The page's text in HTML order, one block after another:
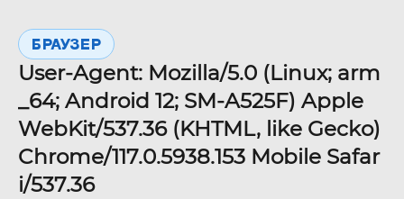
БРАУЗЕР
User-Agent: Mozilla/5.0 (Linux; arm
_64; Android 12; SM-A525F) Apple
WebKit/537.36 (KHTML, like Gecko)
Chrome/117.0.5938.153 Mobile Safar
i/537.36